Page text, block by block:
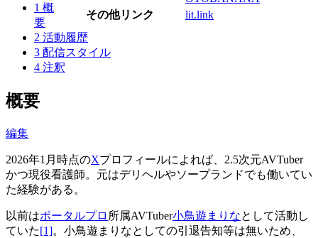
その他リンク
lit.link
1 概
要
2 活動履歴
3 配信スタイル
4 注釈
概要
編集
2026年1月時点のXプロフィールによれば、2.5次元AVTuber
かつ現役看護師。元はデリヘルやソープランドでも働いてい
た経験がある。
以前はポータルプロ 所属AVTuber小鳥遊まりなとして活動し
ていた[1]。小鳥遊まりなとしての引退告知等は無いため、